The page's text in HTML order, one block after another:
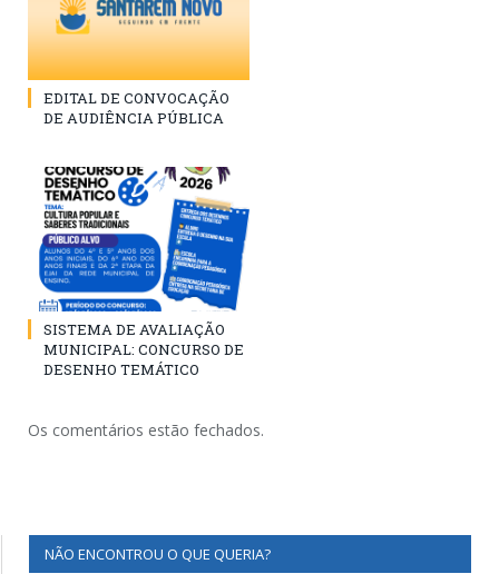
EDITAL DE CONVOCAÇÃO
DE AUDIÊNCIA PÚBLICA
SISTEMA DE AVALIAÇÃO
MUNICIPAL: CONCURSO DE
DESENHO TEMÁTICO
Os comentários estão fechados.
NÃO ENCONTROU O QUE QUERIA?